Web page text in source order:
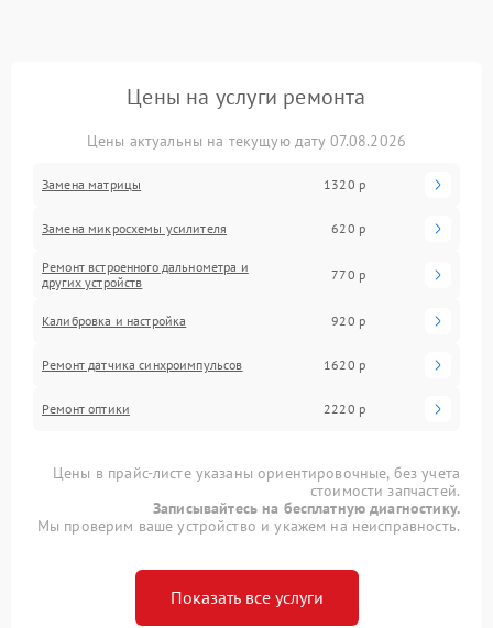
Цены на услуги ремонта
Цены актуальны на текущую дату 07.08.2026
Замена матрицы 1320 р
Замена микросхемы усилителя 620 р
Ремонт встроенного дальнометра и
других устройств
770 р
Калибровка и настройка 920 р
Ремонт датчика синхроимпульсов 1620 р
Ремонт оптики 2220 р
Цены в прайс-листе указаны ориентировочные, без учета
стоимости запчастей.
Записывайтесь на бесплатную диагностику.
Мы проверим ваше устройство и укажем на неисправность.
Показать все услуги